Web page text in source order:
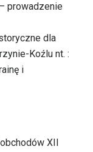
prowadzenie
dla
Koźlu nt. :
i
XII